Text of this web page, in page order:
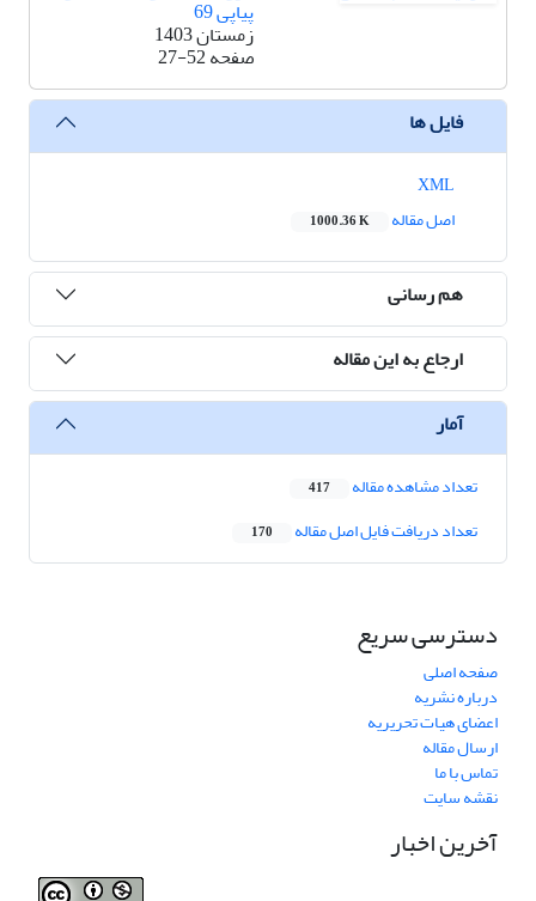
پیاپی 69
زمستان 1403
صفحه27-52
فایل ها
اصل مقاله
1000.36 K
هم رسانی
ارجاع به این مقاله
آمار
تعداد مشاهده مقاله 417
تعداد دریافت فایل اصل مقاله 170
دسترسی سریع
صفحه اصلی
درباره نشریه
اعضای هیات تحریریه
ارسال مقاله
تماس با ما
نقشه سایت
آخرین اخبار